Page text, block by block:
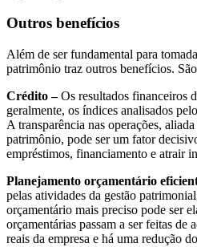
Outros benefícios
Além de ser fundamental para
patrimônio traz outros benefícios.
Crédito –Os resultados financeiros
geralmente, os índices analisados
A transparência nas operações,
patrimônio, pode ser um fator
empréstimos, financiamento e atrair
Planejamento orçamentário
pelas atividades da gestão
orçamentário mais preciso pode ser
orçamentárias passam a ser feitas de
reais da empresa e há uma redução